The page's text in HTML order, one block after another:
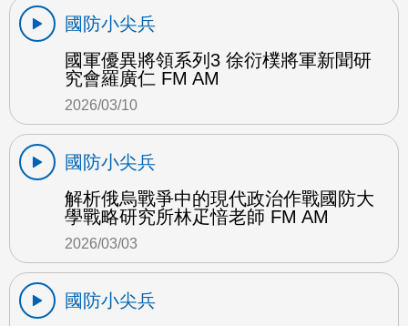
國防小尖兵
國軍優異將領系列3 徐衍樸將軍新聞研
究會羅廣仁 FM AM
2026/03/10
國防小尖兵
解析俄烏戰爭中的現代政治作戰國防大
學戰略研究所林疋愔老師 FM AM
2026/03/03
國防小尖兵